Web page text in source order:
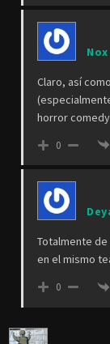
Nox
Claro, así
horror
0
Totalmente
en el mismo
0